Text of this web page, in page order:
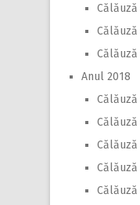
Anul 2018
Călăuză
Călăuză